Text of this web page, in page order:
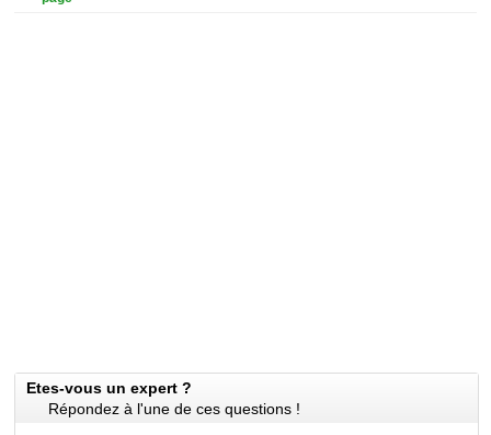
Etes-vous un expert ?
Répondez à l'une de ces questions !